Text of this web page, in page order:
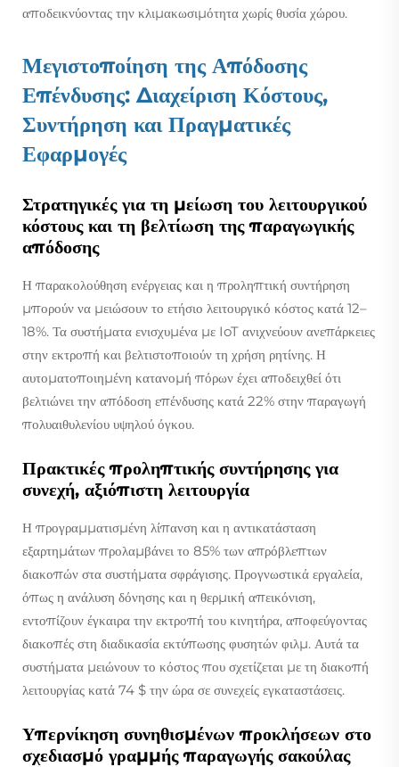
αποδεικνύοντας την κλιμακωσιμότητα χωρίς θυσία χώρου.
Μεγιστοποίηση της Απόδοσης
Επένδυσης: Διαχείριση Κόστους,
Συντήρηση και Πραγματικές
Εφαρμογές
Στρατηγικές για τη μείωση του λειτουργικού
κόστους και τη βελτίωση της παραγωγικής
απόδοσης
Η παρακολούθηση ενέργειας και η προληπτική συντήρηση
μπορούν να μειώσουν το ετήσιο λειτουργικό κόστος κατά 12–
18%. Τα συστήματα ενισχυμένα με IoT ανιχνεύουν ανεπάρκειες
στην εκτροπή και βελτιστοποιούν τη χρήση ρητίνης. Η
αυτοματοποιημένη κατανομή πόρων έχει αποδειχθεί ότι
βελτιώνει την απόδοση επένδυσης κατά 22% στην παραγωγή
πολυαιθυλενίου υψηλού όγκου.
Πρακτικές προληπτικής συντήρησης για
συνεχή, αξιόπιστη λειτουργία
Η προγραμματισμένη λίπανση και η αντικατάσταση
εξαρτημάτων προλαμβάνει το 85% των απρόβλεπτων
διακοπών στα συστήματα σφράγισης. Προγνωστικά εργαλεία,
όπως η ανάλυση δόνησης και η θερμική απεικόνιση,
εντοπίζουν έγκαιρα την εκτροπή του κινητήρα, αποφεύγοντας
διακοπές στη διαδικασία εκτύπωσης φυσητών φιλμ. Αυτά τα
συστήματα μειώνουν το κόστος που σχετίζεται με τη διακοπή
λειτουργίας κατά 74 $ την ώρα σε συνεχείς εγκαταστάσεις.
Υπερνίκηση συνηθισμένων προκλήσεων στο
σχεδιασμό γραμμής παραγωγής σακούλας